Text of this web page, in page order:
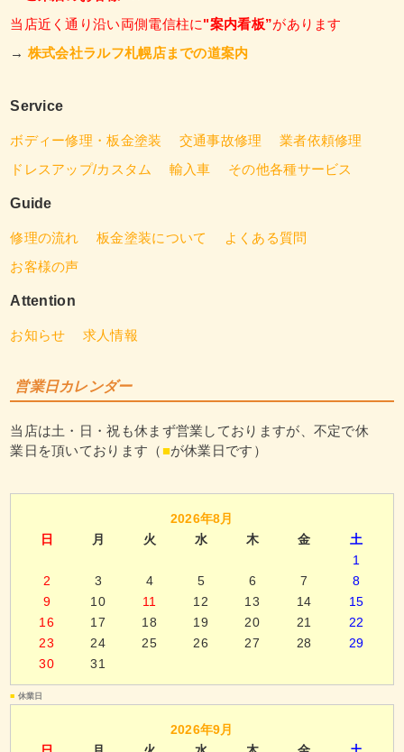
当店近く通り沿い両側電信柱に"案内看板”があります
→ 株式会社ラルフ札幌店までの道案内
Service
ボディー修理・板金塗装 交通事故修理
業者依頼修理
ドレスアップ/カスタム
輸入車 その他各種サービス
Guide
修理の流れ 板金塗装について
よくある質問
お客様の声
Attention
お知らせ 求人情報
営業日カレンダー
当店は土・日・祝も休まず営業しておりますが、不定で休
業日を頂いております（ ■が休業日です）
2026年8月
日
月 火 水 木 金
土
1
2
3 4 5 6 7
8
9
10 11 12 13 14
15
16
17 18 19 20 21
22
23
24 25 26 27 28
29
30
31
■ 休業日
2026年9月